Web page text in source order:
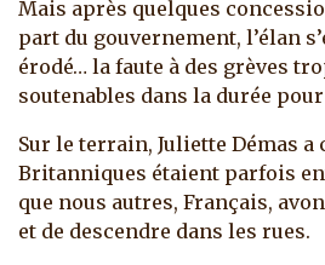
Mais après quelques
part du gouvernement, l’élan
érodé… la faute à des grèves
soutenables dans la durée
Sur le terrain, Juliette Démas a
Britanniques étaient parfois
que nous autres, Français,
et de descendre dans les rues.